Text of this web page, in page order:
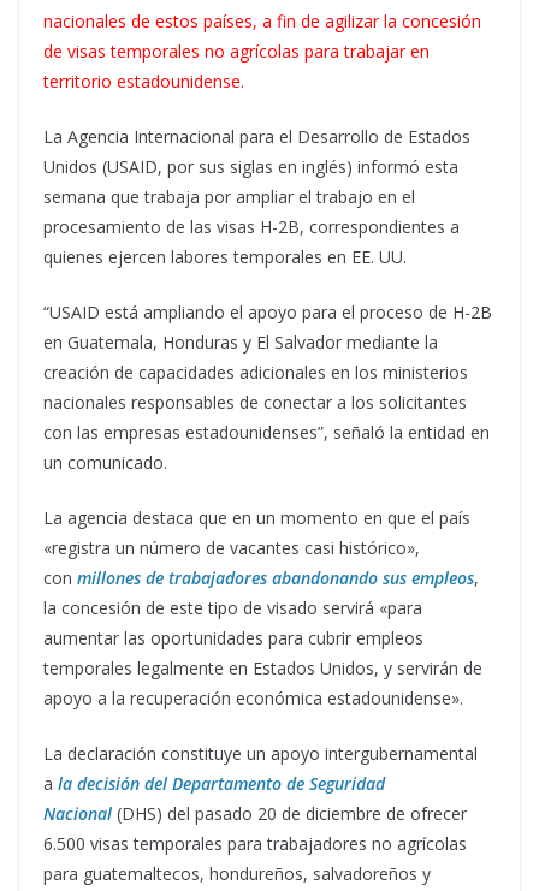
nacionales de estos países, a fin de agilizar la concesión
de visas temporales no agrícolas para trabajar en
territorio estadounidense.
La Agencia Internacional para el Desarrollo de Estados
Unidos (USAID, por sus siglas en inglés) informó esta
semana que trabaja por ampliar el trabajo en el
procesamiento de las visas H-2B, correspondientes a
quienes ejercen labores temporales en EE. UU.
“USAID está ampliando el apoyo para el proceso de H-2B
en Guatemala, Honduras y El Salvador mediante la
creación de capacidades adicionales en los ministerios
nacionales responsables de conectar a los solicitantes
con las empresas estadounidenses”, señaló la entidad en
un comunicado.
La agencia destaca que en un momento en que el país
«registra un número de vacantes casi histórico»,
con millones de trabajadores abandonando sus empleos,
la concesión de este tipo de visado servirá «para
aumentar las oportunidades para cubrir empleos
temporales legalmente en Estados Unidos, y servirán de
apoyo a la recuperación económica estadounidense».
La declaración constituye un apoyo intergubernamental
a la decisión del Departamento de Seguridad
Nacional (DHS) del pasado 20 de diciembre de ofrecer
6.500 visas temporales para trabajadores no agrícolas
para guatemaltecos, hondureños, salvadoreños y